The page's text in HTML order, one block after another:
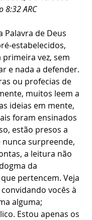
8:32 ARC
Palavra de Deus
estabelecidos,
primeira vez, sem
e nada a defender.
ou profecias de
muitos leem a
ideias em mente,
foram ensinados
estão presos a
surpreende,
a leitura não
da
pertencem. Veja
vocês à
alguma;
Estou apenas os